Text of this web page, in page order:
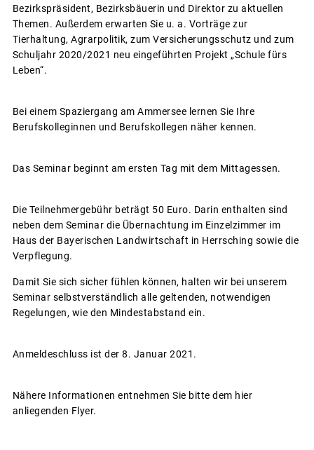
Bezirkspräsident, Bezirksbäuerin und Direktor zu aktuellen
Themen. Außerdem erwarten Sie u. a. Vorträge zur
Tierhaltung, Agrarpolitik, zum Versicherungsschutz und zum
Schuljahr 2020/2021 neu eingeführten Projekt „Schule fürs
Leben“.
Bei einem Spaziergang am Ammersee lernen Sie Ihre
Berufskolleginnen und Berufskollegen näher kennen.
Das Seminar beginnt am ersten Tag mit dem Mittagessen.
Die Teilnehmergebühr beträgt 50 Euro. Darin enthalten sind
neben dem Seminar die Übernachtung im Einzelzimmer im
Haus der Bayerischen Landwirtschaft in Herrsching sowie die
Verpflegung.
Damit Sie sich sicher fühlen können, halten wir bei unserem
Seminar selbstverständlich alle geltenden, notwendigen
Regelungen, wie den Mindestabstand ein.
Anmeldeschluss ist der 8. Januar 2021.
Nähere Informationen entnehmen Sie bitte dem hier
anliegenden Flyer.